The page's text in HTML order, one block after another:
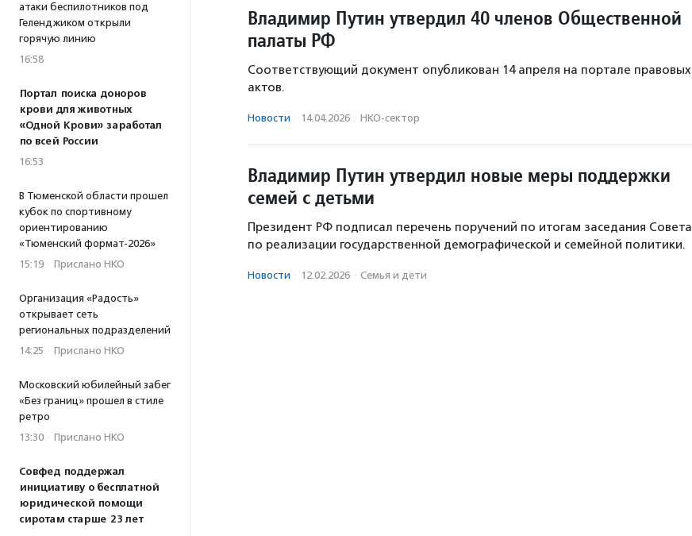
атаки беспилотников под
Геленджиком открыли
горячую линию
16:58
Портал поиска доноров
крови для животных
«Одной Крови» заработал
по всей России
16:53
В Тюменской области прошел
кубок по спортивному
ориентированию
«Тюменский формат-2026»
15:19 · Прислано НКО
Организация «Радость»
открывает сеть
региональных подразделений
14:25 · Прислано НКО
Московский юбилейный забег
«Без границ» прошел в стиле
ретро
13:30 · Прислано НКО
Совфед поддержал
инициативу о бесплатной
юридической помощи
сиротам старше 23 лет
Владимир Путин утвердил 40 членов Общественной
палаты РФ
Соответствующий документ опубликован 14 апреля на портале правовых
актов.
Новости · 14.04.2026 · НКО-сектор
Владимир Путин утвердил новые меры поддержки
семей с детьми
Президент РФ подписал перечень поручений по итогам заседания Совета
по реализации государственной демографической и семейной политики.
Новости · 12.02.2026 · Семья и дети